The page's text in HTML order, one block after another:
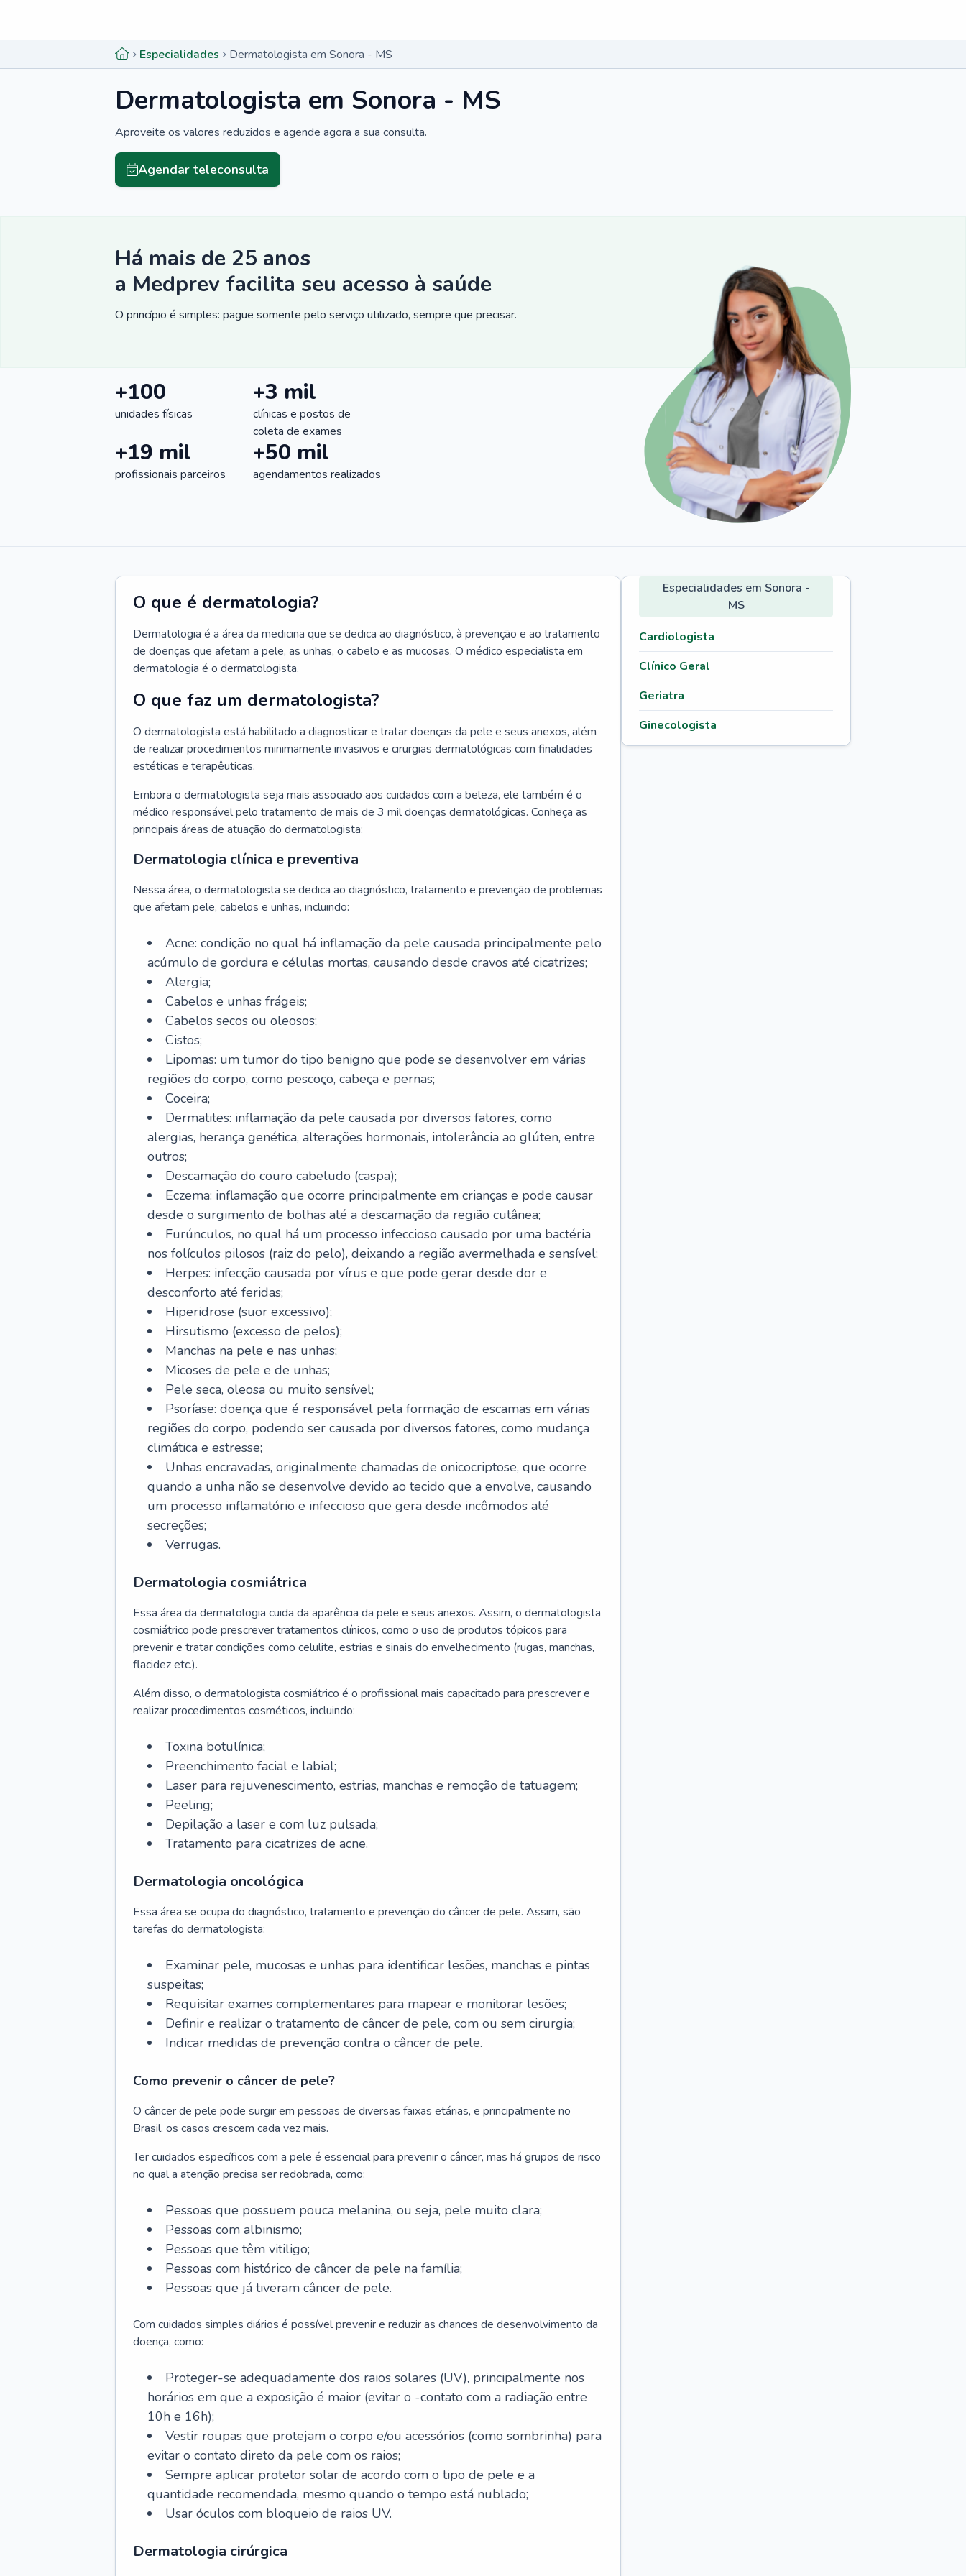
Especialidades Dermatologista em Sonora - MS
Dermatologista em Sonora - MS
Aproveite os valores reduzidos e agende agora a sua consulta.
Agendar teleconsulta
Há mais de 25 anos
a Medprev facilita seu acesso à saúde
O princípio é simples: pague somente pelo serviço utilizado, sempre que precisar.
+100
unidades físicas
+3 mil
clínicas e postos de
coleta de exames
+19 mil
profissionais parceiros
+50 mil
agendamentos realizados
O que é dermatologia?
Dermatologia é a área da medicina que se dedica ao diagnóstico, à prevenção e ao tratamento
de doenças que afetam a pele, as unhas, o cabelo e as mucosas. O médico especialista em
dermatologia é o dermatologista.
O que faz um dermatologista?
O dermatologista está habilitado a diagnosticar e tratar doenças da pele e seus anexos, além
de realizar procedimentos minimamente invasivos e cirurgias dermatológicas com finalidades
estéticas e terapêuticas.
Embora o dermatologista seja mais associado aos cuidados com a beleza, ele também é o
médico responsável pelo tratamento de mais de 3 mil doenças dermatológicas. Conheça as
principais áreas de atuação do dermatologista:
Dermatologia clínica e preventiva
Nessa área, o dermatologista se dedica ao diagnóstico, tratamento e prevenção de problemas
que afetam pele, cabelos e unhas, incluindo:
Acne: condição no qual há inflamação da pele causada principalmente pelo
acúmulo de gordura e células mortas, causando desde cravos até cicatrizes;
Alergia;
Cabelos e unhas frágeis;
Cabelos secos ou oleosos;
Cistos;
Lipomas: um tumor do tipo benigno que pode se desenvolver em várias
regiões do corpo, como pescoço, cabeça e pernas;
Coceira;
Dermatites: inflamação da pele causada por diversos fatores, como
alergias, herança genética, alterações hormonais, intolerância ao glúten, entre
outros;
Descamação do couro cabeludo (caspa);
Eczema: inflamação que ocorre principalmente em crianças e pode causar
desde o surgimento de bolhas até a descamação da região cutânea;
Furúnculos, no qual há um processo infeccioso causado por uma bactéria
nos folículos pilosos (raiz do pelo), deixando a região avermelhada e sensível;
Herpes: infecção causada por vírus e que pode gerar desde dor e
desconforto até feridas;
Hiperidrose (suor excessivo);
Hirsutismo (excesso de pelos);
Manchas na pele e nas unhas;
Micoses de pele e de unhas;
Pele seca, oleosa ou muito sensível;
Psoríase: doença que é responsável pela formação de escamas em várias
regiões do corpo, podendo ser causada por diversos fatores, como mudança
climática e estresse;
Unhas encravadas, originalmente chamadas de onicocriptose, que ocorre
quando a unha não se desenvolve devido ao tecido que a envolve, causando
um processo inflamatório e infeccioso que gera desde incômodos até
secreções;
Verrugas.
Dermatologia cosmiátrica
Essa área da dermatologia cuida da aparência da pele e seus anexos. Assim, o dermatologista
cosmiátrico pode prescrever tratamentos clínicos, como o uso de produtos tópicos para
prevenir e tratar condições como celulite, estrias e sinais do envelhecimento (rugas, manchas,
flacidez etc.).
Além disso, o dermatologista cosmiátrico é o profissional mais capacitado para prescrever e
realizar procedimentos cosméticos, incluindo:
Toxina botulínica;
Preenchimento facial e labial;
Laser para rejuvenescimento, estrias, manchas e remoção de tatuagem;
Peeling;
Depilação a laser e com luz pulsada;
Tratamento para cicatrizes de acne.
Dermatologia oncológica
Essa área se ocupa do diagnóstico, tratamento e prevenção do câncer de pele. Assim, são
tarefas do dermatologista:
Examinar pele, mucosas e unhas para identificar lesões, manchas e pintas
suspeitas;
Requisitar exames complementares para mapear e monitorar lesões;
Definir e realizar o tratamento de câncer de pele, com ou sem cirurgia;
Indicar medidas de prevenção contra o câncer de pele.
Como prevenir o câncer de pele?
O câncer de pele pode surgir em pessoas de diversas faixas etárias, e principalmente no
Brasil, os casos crescem cada vez mais.
Ter cuidados específicos com a pele é essencial para prevenir o câncer, mas há grupos de risco
no qual a atenção precisa ser redobrada, como:
Pessoas que possuem pouca melanina, ou seja, pele muito clara;
Pessoas com albinismo;
Pessoas que têm vitiligo;
Pessoas com histórico de câncer de pele na família;
Pessoas que já tiveram câncer de pele.
Com cuidados simples diários é possível prevenir e reduzir as chances de desenvolvimento da
doença, como:
Proteger-se adequadamente dos raios solares (UV), principalmente nos
horários em que a exposição é maior (evitar o -contato com a radiação entre
10h e 16h);
Vestir roupas que protejam o corpo e/ou acessórios (como sombrinha) para
evitar o contato direto da pele com os raios;
Sempre aplicar protetor solar de acordo com o tipo de pele e a
quantidade recomendada, mesmo quando o tempo está nublado;
Usar óculos com bloqueio de raios UV.
Dermatologia cirúrgica
Especialidades em Sonora -
MS
Cardiologista
Clínico Geral
Geriatra
Ginecologista